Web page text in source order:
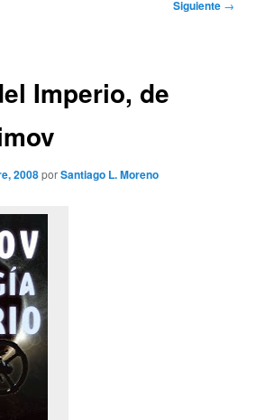
Siguiente →
Imperio, de
2008porSantiago L. Moreno